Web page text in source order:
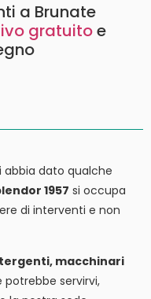
a Brunate
gratuitoe
abbia dato qualche
1957 si occupa
di interventi e non
macchinari
servirvi,